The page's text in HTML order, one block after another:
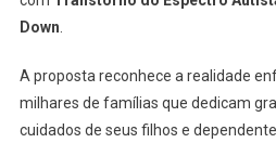
Down
A proposta reconhece a realidade
milhares de famílias que dedicam
cuidados de seus filhos e